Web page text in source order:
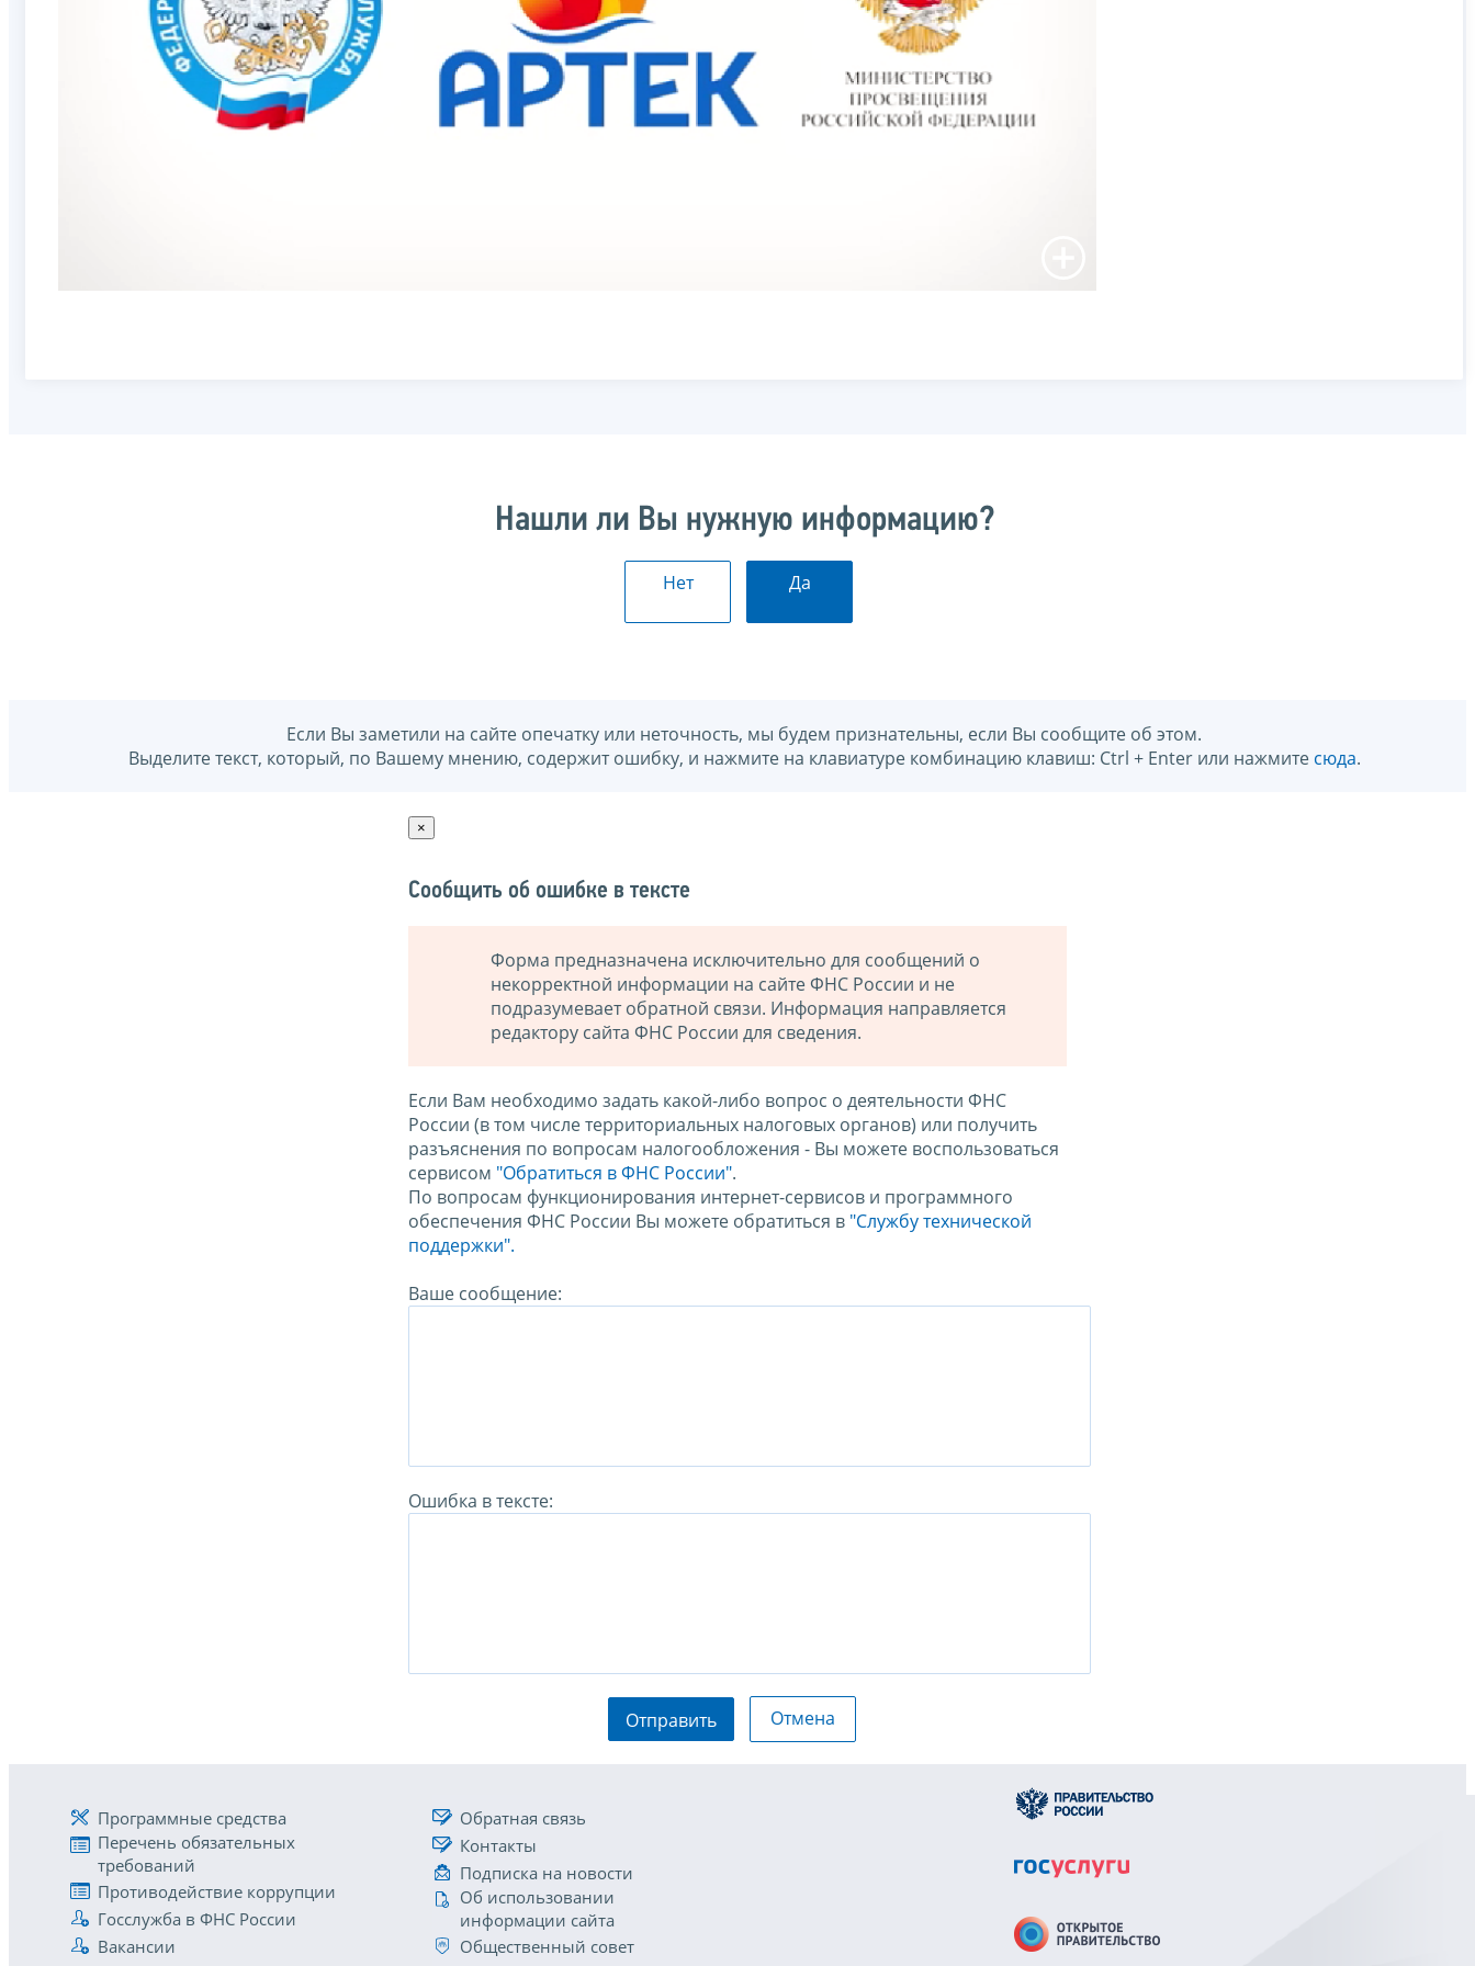
Нашли ли Вы нужную информацию?
Нет Да
Если Вы заметили на сайте опечатку или неточность, мы будем признательны, если Вы сообщите об этом.
Выделите текст, который, по Вашему мнению, содержит ошибку, и нажмите на клавиатуре комбинацию клавиш: Ctrl + Enter или нажмите сюда.
×
Сообщить об ошибке в тексте
Форма предназначена исключительно для сообщений о
некорректной информации на сайте ФНС России и не
подразумевает обратной связи. Информация направляется
редактору сайта ФНС России для сведения.
Если Вам необходимо задать какой-либо вопрос о деятельности ФНС
России (в том числе территориальных налоговых органов) или получить
разъяснения по вопросам налогообложения - Вы можете воспользоваться
сервисом "Обратиться в ФНС России".
По вопросам функционирования интернет-сервисов и программного
обеспечения ФНС России Вы можете обратиться в "Службу технической
поддержки".
Ваше сообщение:
Ошибка в тексте:
Отправить Отмена
Программные средства
Перечень обязательных
требований
Противодействие коррупции
Госслужба в ФНС России
Вакансии
Обратная связь
Контакты
Подписка на новости
Об использовании
информации сайта
Общественный совет